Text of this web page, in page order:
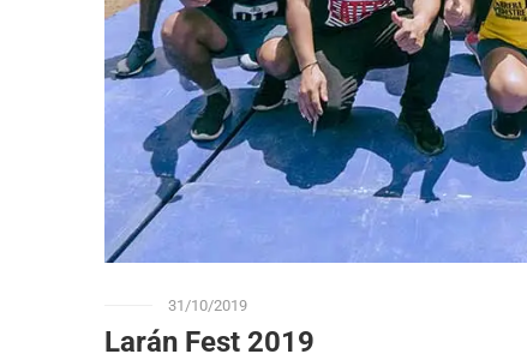
31/10/2019
Larán Fest 2019